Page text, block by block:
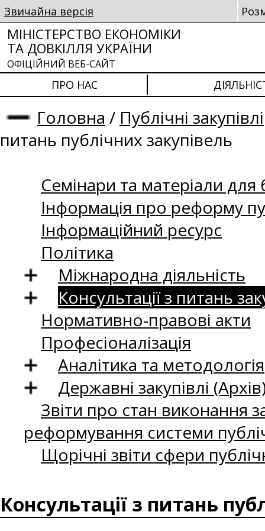
Звичайна версія
МІНІСТЕРСТВО ЕКОНОМІКИ
ТА ДОВКІЛЛЯ УКРАЇНИ
ОФІЦІЙНИЙ ВЕБ-САЙТ
ПРО НАС
Головна / Публічні закупівлі
питань публічних закупівель
Семінари та матеріали для
Інформація про реформу
Інформаційний ресурс
Політика
Міжнародна діяльність
Консультації з питань
Нормативно-правові акти
Професіоналізація
Аналітика та методологія
Державні закупівлі
Звіти про стан виконання
реформування системи
Щорічні звіти сфери
Консультації з питань